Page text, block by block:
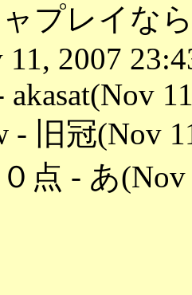
ャプレイな
11, 2007
akasat(Nov
- 旧冠(Nov
点 - あ